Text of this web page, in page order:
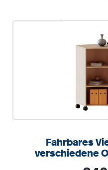
Fahrbares
verschiedene